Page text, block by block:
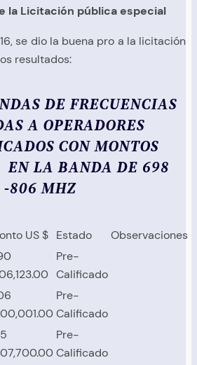
la Licitación pública especial
se dio la buena pro a la licitación
resultados:
DE FRECUENCIAS
A OPERADORES
CON MONTOS
EN LA BANDA DE 698
-806 MHZ
US $ Estado Observaciones
Pre-
Calificado
Pre-
Calificado
Pre-
Calificado